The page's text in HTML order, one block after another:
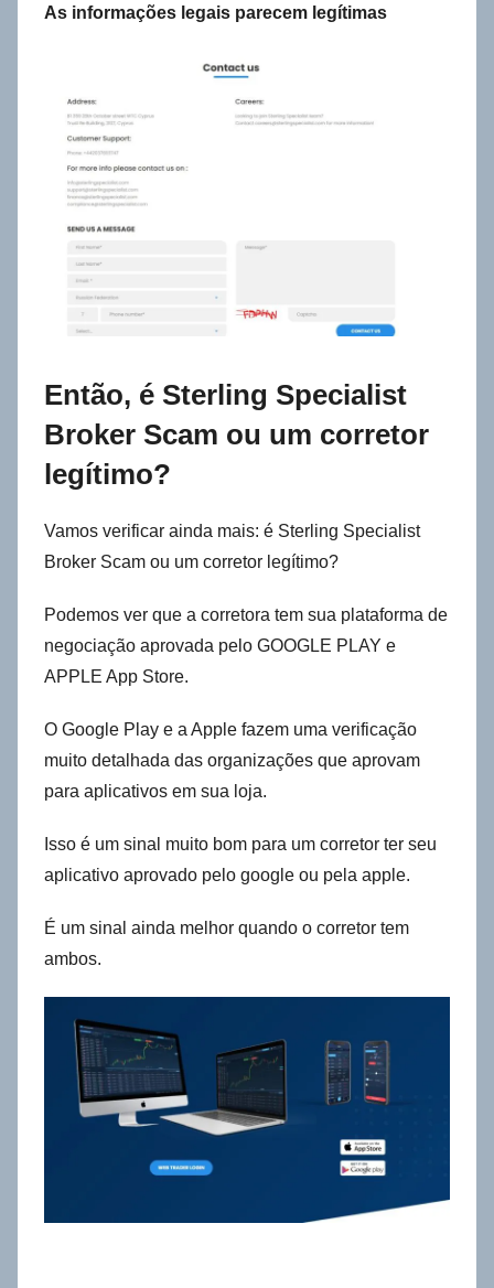
As informações legais parecem legítimas
Então, é Sterling Specialist
Broker Scam ou um corretor
legítimo?
Vamos verificar ainda mais: é Sterling Specialist
Broker Scam ou um corretor legítimo?
Podemos ver que a corretora tem sua plataforma de
negociação aprovada pelo GOOGLE PLAY e
APPLE App Store.
O Google Play e a Apple fazem uma verificação
muito detalhada das organizações que aprovam
para aplicativos em sua loja.
Isso é um sinal muito bom para um corretor ter seu
aplicativo aprovado pelo google ou pela apple.
É um sinal ainda melhor quando o corretor tem
ambos.